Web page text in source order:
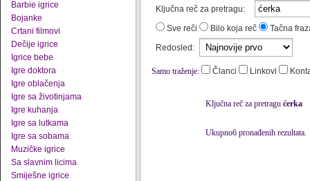
Barbie igrice
Bojanke
Crtani filmovi
Dečije igrice
Igrice bebe
Igre doktora
Igre oblačenja
Igre sa životinjama
Igre kuhanja
Igre sa lutkama
Igre sa sobama
Muzičke igrice
Sa slavnim licima
Smiješne igrice
Ključna reč za pretragu:
Sve reči
Bilo koja reč
Tačna
Redosled:
Samo traženje: Članci Linkovi
Ključna reč za pretragu ćerka
Ukupno6 pronađenih rezultata.